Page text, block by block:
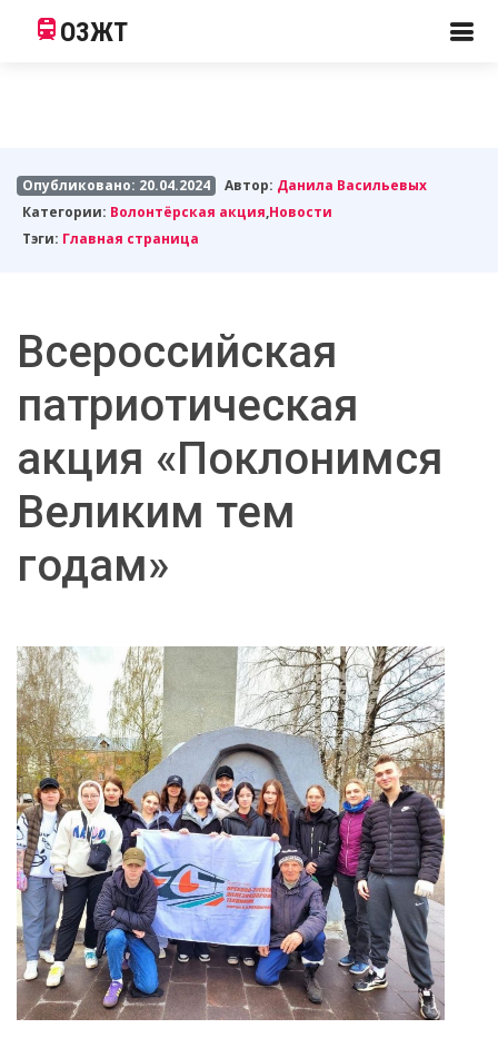
ОЗЖТ
Опубликовано: 20.04.2024 Автор: Данила Васильевых
Категории: Волонтёрская акция,Новости
Тэги: Главная страница
Всероссийская
патриотическая
акция «Поклонимся
Великим тем
годам»